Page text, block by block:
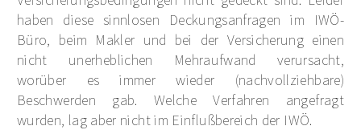
haben diese sinnlosen Deckungsanfragen im IWÖ-
Büro, beim Makler und bei der Versicherung einen
nicht unerheblichen Mehraufwand verursacht,
worüber es immer wieder (nachvollziehbare)
Beschwerden gab. Welche Verfahren angefragt
wurden, lag aber nicht im Einflußbereich der IWÖ.